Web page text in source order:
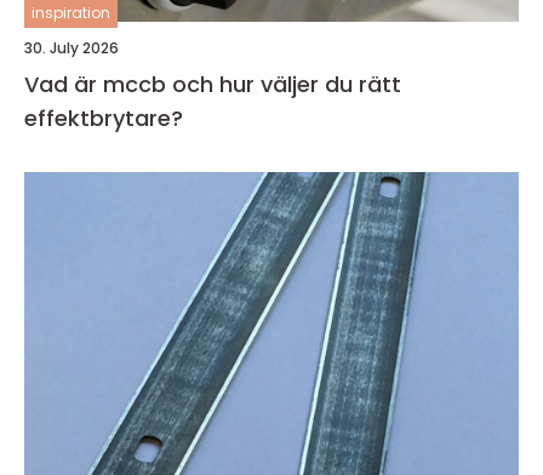
inspiration
30. July 2026
Vad är mccb och hur väljer du rätt
effektbrytare?